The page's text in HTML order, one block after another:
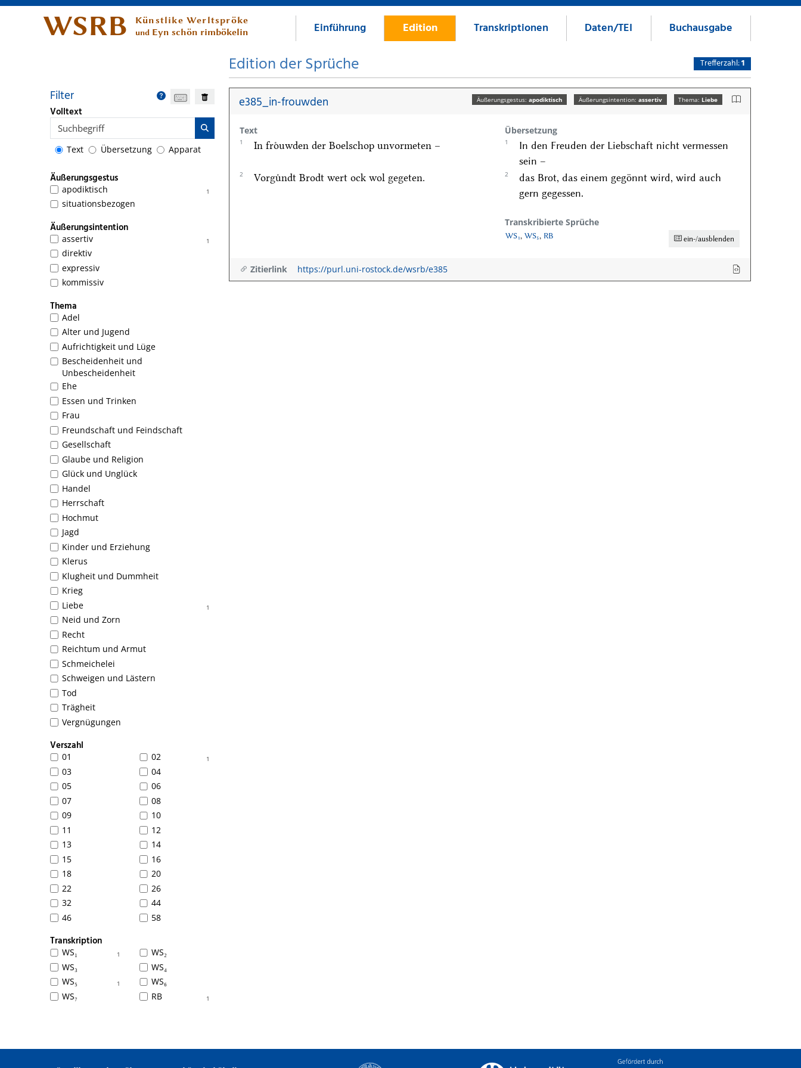
WSRB Künstlike Werltspröke
und Eyn schön rimbökelin Einführung Edition Transkriptionen Daten/TEI Buchausgabe
Filter
Volltext
Text Übersetzung Apparat
Äußerungsgestus
1
apodiktisch
situationsbezogen
Äußerungsintention
1
assertiv
direktiv
expressiv
kommissiv
Thema
Adel
Alter und Jugend
Aufrichtigkeit und Lüge
Bescheidenheit und
Unbescheidenheit
Ehe
Essen und Trinken
Frau
Freundschaft und Feindschaft
Gesellschaft
Glaube und Religion
Glück und Unglück
Handel
Herrschaft
Hochmut
Jagd
Kinder und Erziehung
Klerus
Klugheit und Dummheit
Krieg
1
Liebe
Neid und Zorn
Recht
Reichtum und Armut
Schmeichelei
Schweigen und Lästern
Tod
Trägheit
Vergnügungen
Verszahl
01 1
02
03
04
05
06
07
08
09
10
11
12
13
14
15
16
18
20
22
26
32
44
46
58
Transkription
1
WS₁
WS₂
WS₃
WS₄
1
WS₅
WS₆
WS₇
1
RB
Edition der Sprüche Trefferzahl:1
Äußerungsgestus: apodiktisch Äußerungsintention:assertiv Thema: Liebe
e385_in-frouwden
Text Übersetzung
1 In froͤuwden der Boelschop unvormeten – 1
In den Freuden der Liebschaft nicht vermessen
sein –
2 Vorguͤndt Brodt wert ock wol gegeten. 2
das Brot, das einem gegönnt wird, wird auch
gern gegessen.
Transkribierte Sprüche
ein-/ausblenden
WS₁, WS₅, RB
Zitierlink https://purl.uni-rostock.de/wsrb/e385